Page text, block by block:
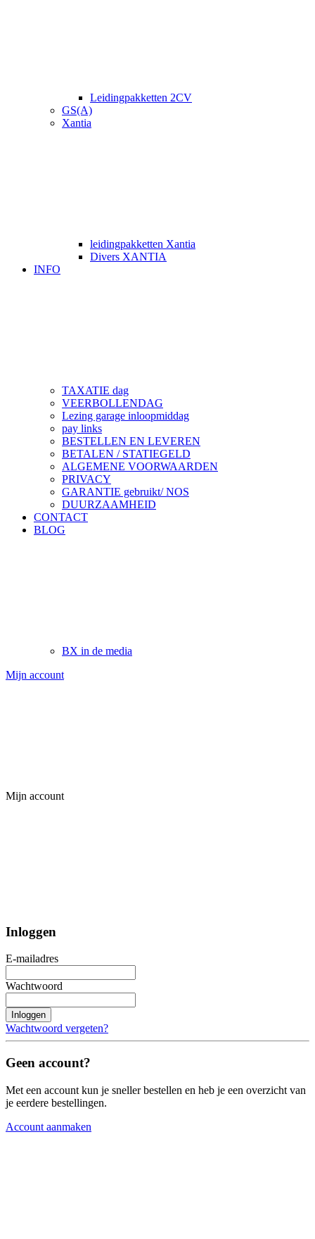
Leidingpakketten 2CV
GS(A)
Xantia
leidingpakketten Xantia
Divers XANTIA
INFO
TAXATIE dag
VEERBOLLENDAG
Lezing garage inloopmiddag
pay links
BESTELLEN EN LEVEREN
BETALEN / STATIEGELD
ALGEMENE VOORWAARDEN
PRIVACY
GARANTIE gebruikt/ NOS
DUURZAAMHEID
CONTACT
BLOG
BX in de media
Mijn account
Mijn account
Inloggen
E-mailadres
Wachtwoord
Inloggen
Wachtwoord vergeten?
Geen account?
Met een account kun je sneller bestellen en heb je een overzicht van
je eerdere bestellingen.
Account aanmaken